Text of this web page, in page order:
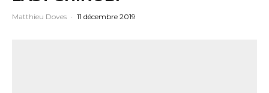
Matthieu Doves · 11 décembre 2019